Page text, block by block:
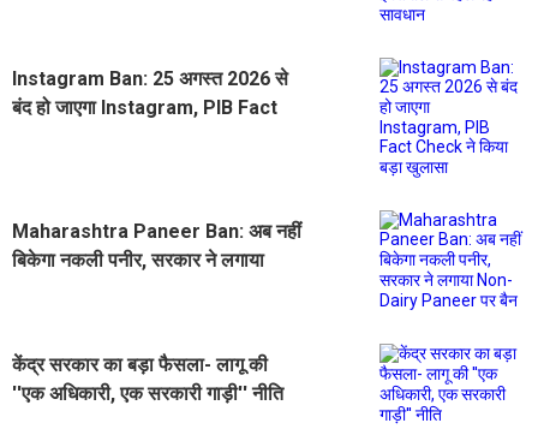
Instagram Ban: 25 अगस्त 2026 से
बंद हो जाएगा Instagram, PIB Fact
Maharashtra Paneer Ban: अब नहीं
बिकेगा नकली पनीर, सरकार ने लगाया
केंद्र सरकार का बड़ा फैसला- लागू की
''एक अधिकारी, एक सरकारी गाड़ी'' नीति